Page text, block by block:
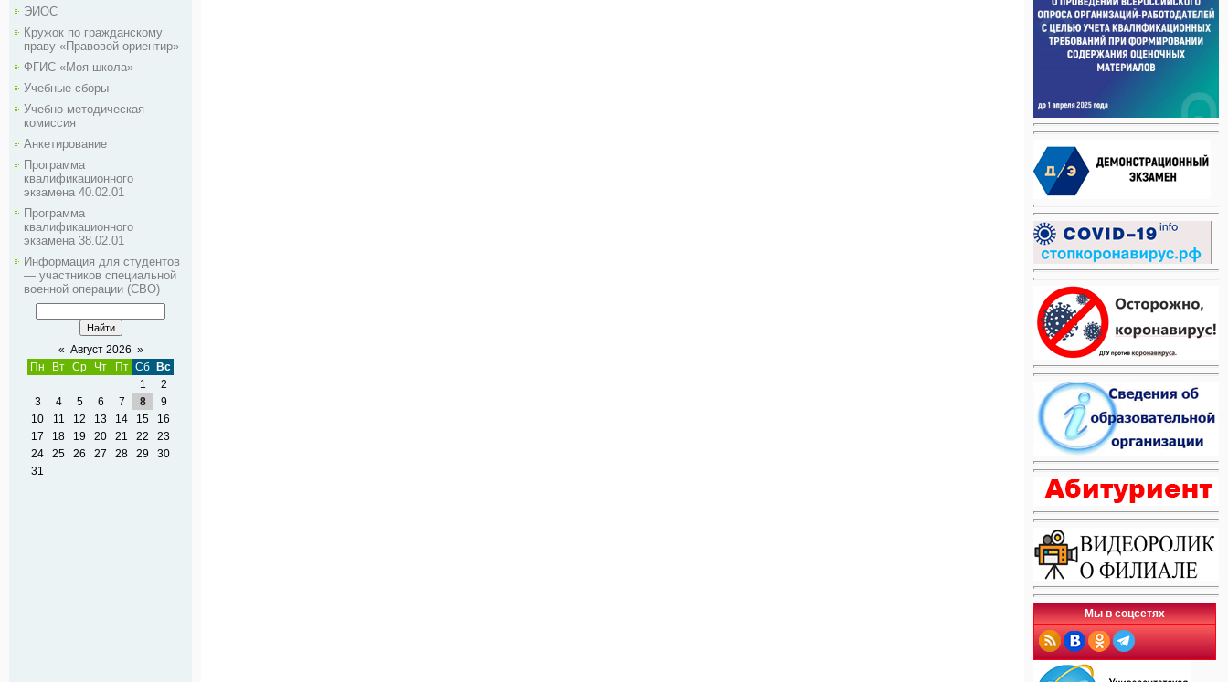
ЭИОС
Кружок по гражданскому
праву «Правовой ориентир»
ФГИС «Моя школа»
Учебные сборы
Учебно-методическая
комиссия
Анкетирование
Программа
квалификационного
экзамена 40.02.01
Программа
квалификационного
экзамена 38.02.01
Информация для студентов
— участников специальной
военной операции (СВО)
« Август 2026 »
Пн
Вт Ср Чт Пт Сб
Вс
1
2
3
4 5 6 7 8
9
10
11 12 13 14 15
16
17
18 19 20 21 22
23
24
25 26 27 28 29
30
31
Мы в соцсетях